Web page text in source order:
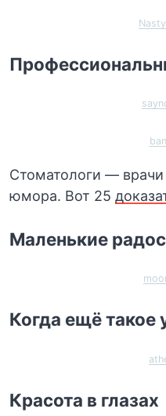
Стоматологи —
юмора. Вот 25
Маленькие
Когда ещё такое
Красота в глазах